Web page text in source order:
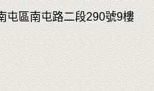
屯區南屯路二段290號9樓